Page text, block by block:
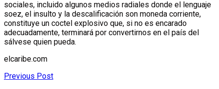
sociales, incluido algunos medios radiales donde el lenguaje
soez, el insulto y la descalificación son moneda corriente,
constituye un coctel explosivo que, si no es encarado
adecuadamente, terminará por convertirnos en el país del
sálvese quien pueda.
elcaribe.com
Previous Post